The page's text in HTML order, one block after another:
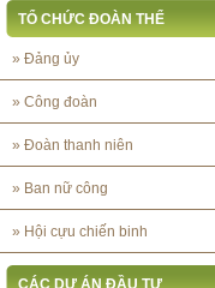
TỔ CHỨC ĐOÀN THỂ
» Đảng ủy
» Công đoàn
» Đoàn thanh niên
» Ban nữ công
» Hội cựu chiến binh
CÁC DỰ ÁN ĐẦU TƯ